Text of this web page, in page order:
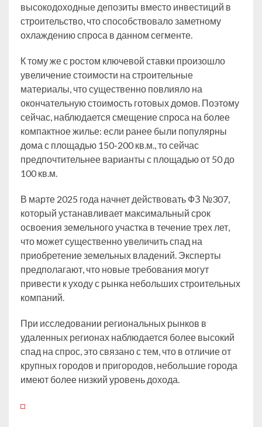
высокодоходные депозиты вместо инвестиций в
строительство, что способствовало заметному
охлаждению спроса в данном сегменте.
К тому же с ростом ключевой ставки произошло
увеличение стоимости на строительные
материалы, что существенно повлияло на
окончательную стоимость готовых домов. Поэтому
сейчас, наблюдается смещение спроса на более
компактное жилье: если ранее были популярны
дома с площадью 150-200 кв.м., то сейчас
предпочтительнее варианты с площадью от 50 до
100 кв.м.
В марте 2025 года начнет действовать ФЗ №307,
который устанавливает максимальный срок
освоения земельного участка в течение трех лет,
что может существенно увеличить спад на
приобретение земельных владений. Эксперты
предполагают, что новые требования могут
привести к уходу с рынка небольших строительных
компаний.
При исследовании региональных рынков в
удаленных регионах наблюдается более высокий
спад на спрос, это связано с тем, что в отличие от
крупных городов и пригородов, небольшие города
имеют более низкий уровень дохода.